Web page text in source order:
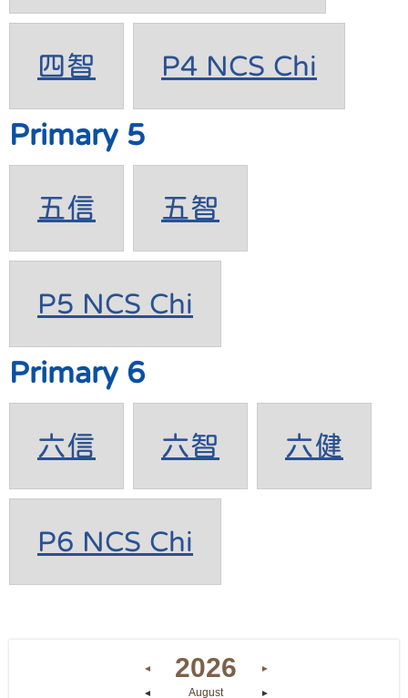
四智 P4 NCS Chi
Primary 5
五信 五智
P5 NCS Chi
Primary 6
六信 六智 六健
P6 NCS Chi
◄ 2026 ►
◄ August ►